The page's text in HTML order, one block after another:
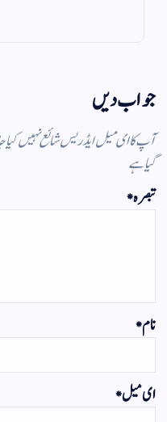
جواب دیں
آپ کا ای میل ایڈریس شائع نہیں کیا
گیا ہے
تبصرہ*
نام*
ای میل*